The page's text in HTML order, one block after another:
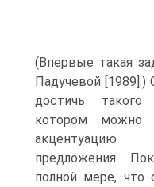
(Впервые такая
Падучевой [1989].)
достичь
котором можно
акцентуацию
предложения.
полной мере, что